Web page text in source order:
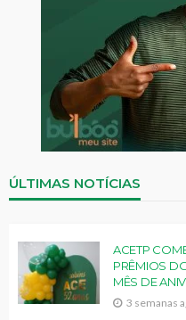
ÚLTIMAS NOTÍCIAS
ACETP
PRÊMIOS
MÊS DE
3 semanas